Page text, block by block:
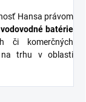
Hansa právom
vodovodné batérie
či komerčných
na trhu v oblasti